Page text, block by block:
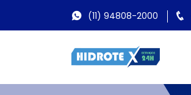
(11) 94808-2000